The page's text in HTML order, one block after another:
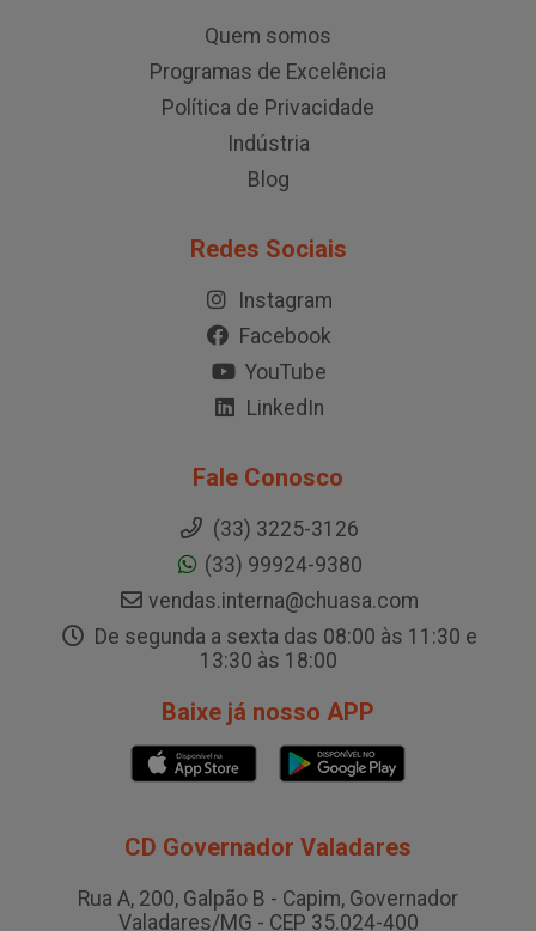
Quem somos
Programas de Excelência
Política de Privacidade
Indústria
Blog
Redes Sociais
Instagram
Facebook
YouTube
LinkedIn
Fale Conosco
(33) 3225-3126
(33) 99924-9380
vendas.interna@chuasa.com
De segunda a sexta das 08:00 às 11:30 e
13:30 às 18:00
Baixe já nosso APP
CD Governador Valadares
Rua A, 200, Galpão B - Capim, Governador
Valadares/MG - CEP 35.024-400